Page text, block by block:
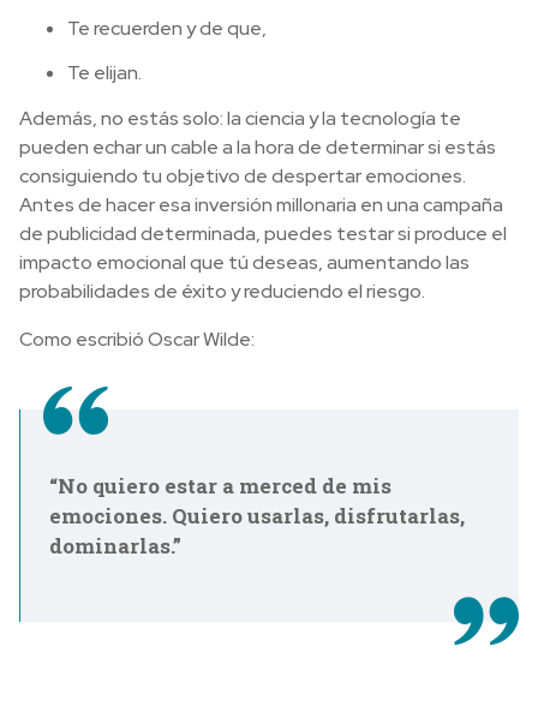
Te recuerden y de que,
Te elijan.
Además, no estás solo: la ciencia y la tecnología te
pueden echar un cable a la hora de determinar si estás
consiguiendo tu objetivo de despertar emociones.
Antes de hacer esa inversión millonaria en una campaña
de publicidad determinada, puedes testar si produce el
impacto emocional que tú deseas, aumentando las
probabilidades de éxito y reduciendo el riesgo.
Como escribió Oscar Wilde:
“No quiero estar a merced de mis
emociones. Quiero usarlas, disfrutarlas,
dominarlas.”